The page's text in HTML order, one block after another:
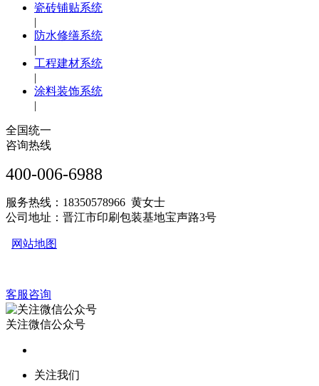
瓷砖铺贴系统
|
防水修缮系统
|
工程建材系统
|
涂料装饰系统
|
全国统一
咨询热线
400-006-6988
服务热线：18350578966 黄女士
公司地址：晋江市印刷包装基地宝声路3号
网站地图
客服咨询
关注微信公众号
关注我们